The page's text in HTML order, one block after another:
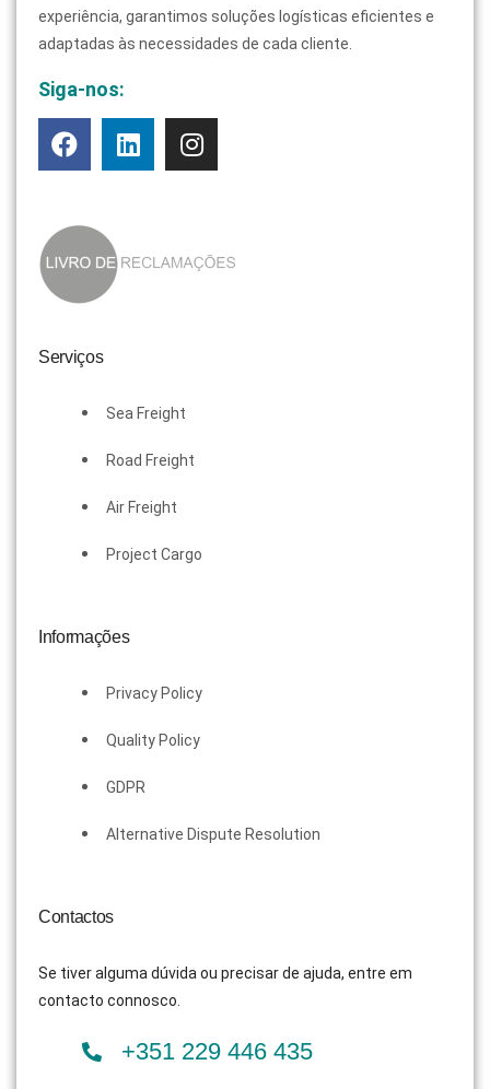
experiência, garantimos soluções logísticas eficientes e
adaptadas às necessidades de cada cliente.
Siga-nos:
Serviços
Sea Freight
Road Freight
Air Freight
Project Cargo
Informações
Privacy Policy
Quality Policy
GDPR
Alternative Dispute Resolution
Contactos
Se tiver alguma dúvida ou precisar de ajuda, entre em
contacto connosco.
+351 229 446 435